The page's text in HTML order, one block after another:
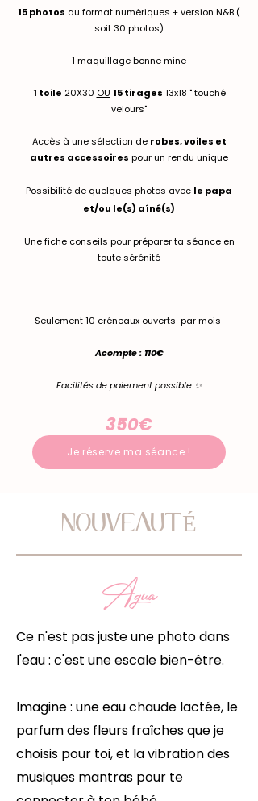
15 photos au format numériques + version N&B (
soit 30 photos)
1 maquillage bonne mine
1 toile 20X30 OU 15 tirages 13x18 " touché
velours"
Accès à une sélection de robes, voiles et
autres accessoires pour un rendu unique​
Possibilité de quelques photos avec le papa
et/ou le(s) aîné(s)
Une fiche conseils pour préparer ta séance en
toute sérénité
Seulement 10 créneaux ouverts par mois
Acompte : 110€
Facilités de paiement possible ✨
350€
Je réserve ma séance !
NOUVEAUTÉ
Agua
Ce n'est pas juste une photo dans
l'eau : c'est une escale bien-être.
Imagine : une eau chaude lactée, le
parfum des fleurs fraîches que je
choisis pour toi, et la vibration des
musiques mantras pour te